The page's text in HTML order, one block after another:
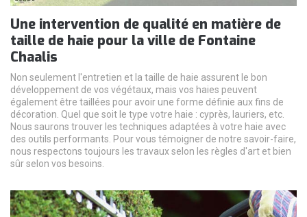
Une intervention de qualité en matière de
taille de haie pour la ville de Fontaine
Chaalis
Non seulement l'entretien et la taille de haie assurent le bon
développement de vos végétaux, mais vos haies peuvent
également être taillées pour avoir une forme définie aux fins de
décoration. Quel que soit le type votre haie : cyprès, lauriers, etc.
Nous saurons trouver les techniques adaptées à votre haie avec
des outils performants. Pour vous témoigner de notre savoir-faire,
nous respectons toujours les travaux selon les règles d'art et bien
sûr selon vos besoins.